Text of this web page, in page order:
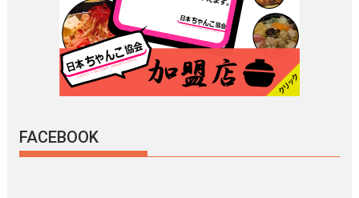
FACEBOOK